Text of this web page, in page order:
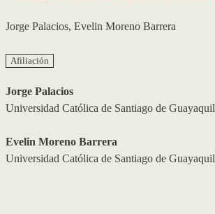
Jorge Palacios, Evelin Moreno Barrera
Afiliación
Jorge Palacios
Universidad Católica de Santiago de Guayaquil
Evelin Moreno Barrera
Universidad Católica de Santiago de Guayaquil